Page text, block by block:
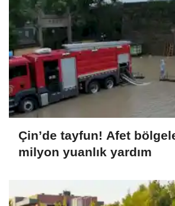
Çin’de tayfun! Afet
milyon yuanlık yardım